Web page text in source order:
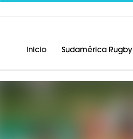
Inicio Sudamérica Rugby